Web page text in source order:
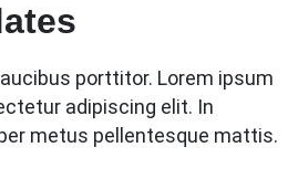
porttitor. Lorem ipsum
adipiscing elit. In
metus pellentesque mattis.